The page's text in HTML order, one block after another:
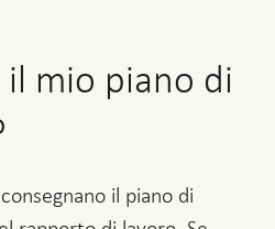
il mio piano di
il piano di